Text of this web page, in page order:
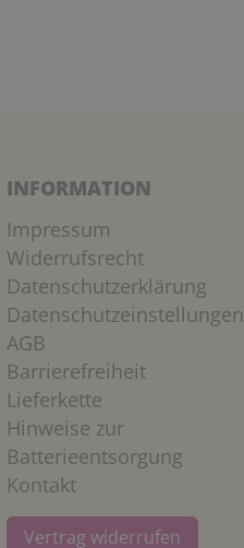
INFORMATION
Impressum
Widerrufsrecht
Datenschutzerklärung
Datenschutzeinstellungen
AGB
Barrierefreiheit
Lieferkette
Hinweise zur
Batterieentsorgung
Kontakt
Vertrag widerrufen